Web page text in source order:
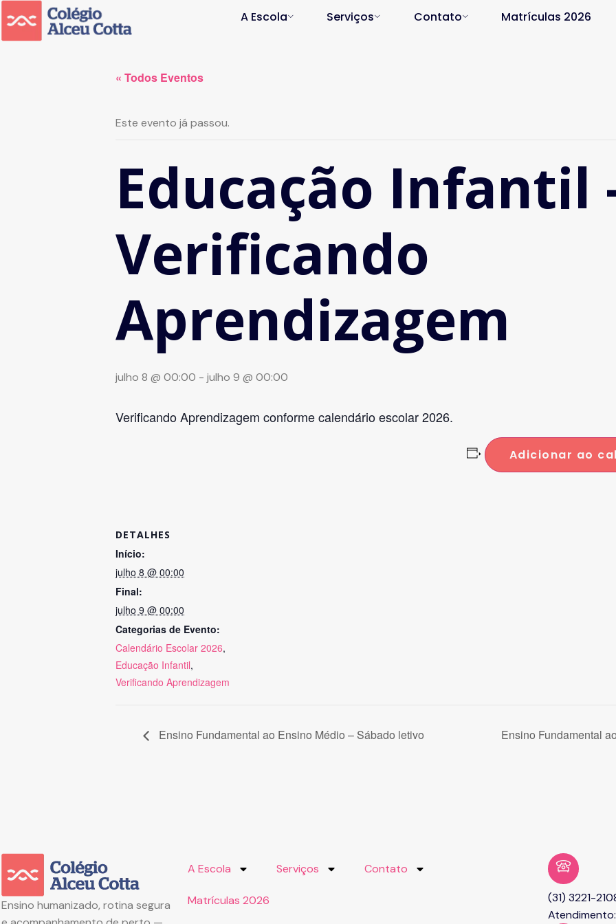
A Escola Serviços Contato Matrículas 2026
« Todos Eventos
Este evento já passou.
Educação Infantil
Verificando
Aprendizagem
julho 8 @ 00:00 - julho 9 @ 00:00
Verificando Aprendizagem conforme calendário escolar 2026.
Adicionar ao
DETALHES
Início:
julho 8 @ 00:00
Final:
julho 9 @ 00:00
Categorias de Evento:
Calendário Escolar 2026,
Educação Infantil,
Verificando Aprendizagem
Ensino Fundamental ao Ensino Médio – Sábado letivo Ensino Fundamental
Ensino humanizado, rotina segura
A Escola Serviços Contato
Matrículas 2026
(31) 3221-